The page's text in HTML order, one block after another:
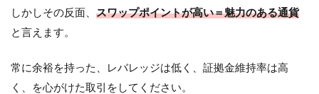
しかしその反面、 スワップポイントが高い＝魅力のある通貨
と言えます。
常に余裕を持った、レバレッジは低く、証拠金維持率は高
く、を心がけた取引をしてください。